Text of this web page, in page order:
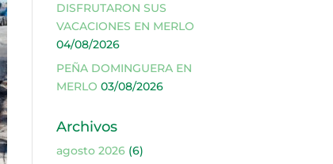
DISFRUTARON SUS
VACACIONES EN MERLO
04/08/2026
PEÑA DOMINGUERA EN
MERLO 03/08/2026
Archivos
agosto 2026(6)